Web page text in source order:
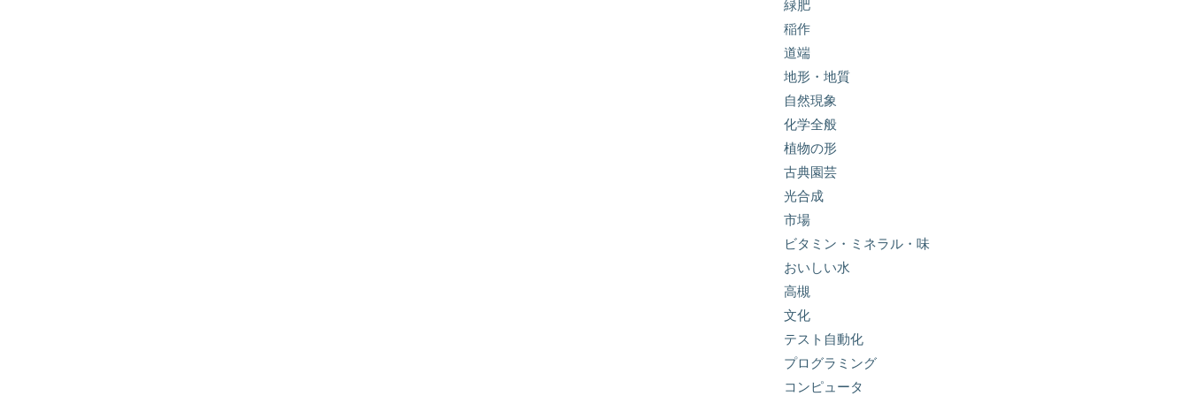
緑肥
稲作
道端
地形・地質
自然現象
化学全般
植物の形
古典園芸
光合成
市場
ビタミン・ミネラル・味
おいしい水
高槻
文化
テスト自動化
プログラミング
コンピュータ